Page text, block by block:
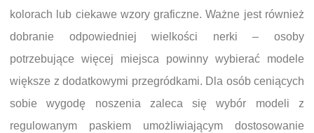
kolorach lub ciekawe wzory graficzne. Ważne jest również
dobranie odpowiedniej wielkości nerki – osoby
potrzebujące więcej miejsca powinny wybierać modele
większe z dodatkowymi przegródkami. Dla osób ceniących
sobie wygodę noszenia zaleca się wybór modeli z
regulowanym paskiem umożliwiającym dostosowanie